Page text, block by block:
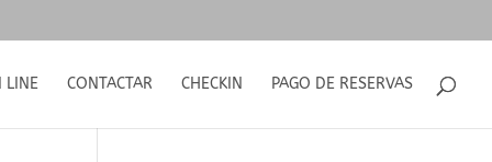
LINE CONTACTAR CHECKIN PAGO DE RESERVAS